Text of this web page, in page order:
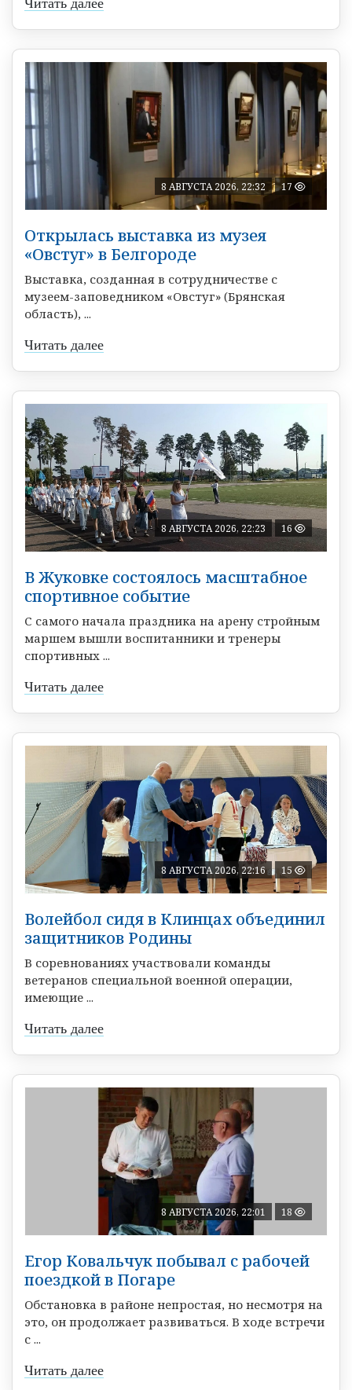
Читать далее
8 АВГУСТА 2026, 22:32 17
Открылась выставка из музея
«Овстуг» в Белгороде
Выставка, созданная в сотрудничестве с
музеем-заповедником «Овстуг» (Брянская
область), ...
Читать далее
8 АВГУСТА 2026, 22:23 16
В Жуковке состоялось масштабное
спортивное событие
С самого начала праздника на арену стройным
маршем вышли воспитанники и тренеры
спортивных ...
Читать далее
8 АВГУСТА 2026, 22:16 15
Волейбол сидя в Клинцах объединил
защитников Родины
В соревнованиях участвовали команды
ветеранов специальной военной операции,
имеющие ...
Читать далее
8 АВГУСТА 2026, 22:01 18
Егор Ковальчук побывал с рабочей
поездкой в Погаре
Обстановка в районе непростая, но несмотря на
это, он продолжает развиваться. В ходе встречи
с ...
Читать далее